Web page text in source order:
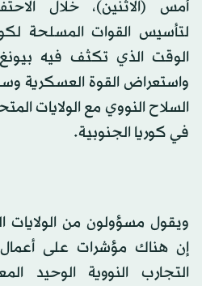
أمس (الاثنين)، خلال
لتأسيس القوات المسلحة
الوقت الذي تكثف فيه بيونغ
واستعراض القوة العسكرية
السلاح النووي مع الولايات
في كوريا الجنوبية.
ويقول مسؤولون من الولايات
إن هناك مؤشرات على
التجارب النووية الوحيد